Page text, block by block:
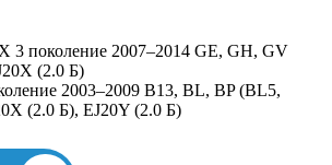
3 поколение 2007–2014 GE, GH, GV
(2.0 Б)
2003–2009 B13, BL, BP (BL5,
(2.0 Б), EJ20Y (2.0 Б)